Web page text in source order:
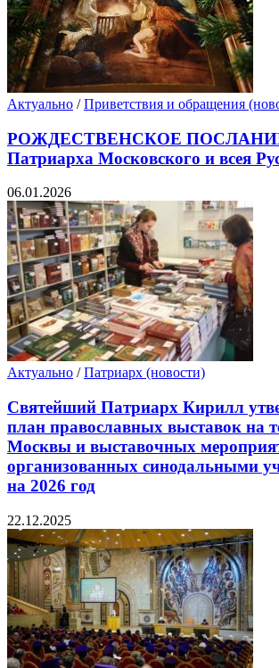
Актуально /Приветствия и обращения
РОЖДЕСТВЕНСКОЕ ПОСЛАНИЕ
Патриарха Московского и всея
06.01.2026
Актуально /Патриарх (новости)
Святейший Патриарх Кирилл
план православных выставок на
Москвы и выставочных
организованных синодальными
на 2026 год
22.12.2025